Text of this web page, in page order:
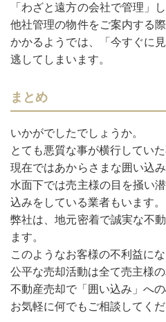
「わざと遠方の会社で管理」
他社管理の物件をご案内する
かかるようでは、「今すぐに
逃してしまいます。
まとめ
いかがでしたでしょうか。
とても悪質な事が横行していた
現在ではあからさまな囲い込
水面下では売主様の目を掻い
込みをしている業者もいます。
弊社は、地元密着で誠実な不
ます。
このようなお客様の不利益に
公平な売却活動は全て売主様の
不動産売却で「囲い込み」へ
お気軽に何でもご相談してくだ